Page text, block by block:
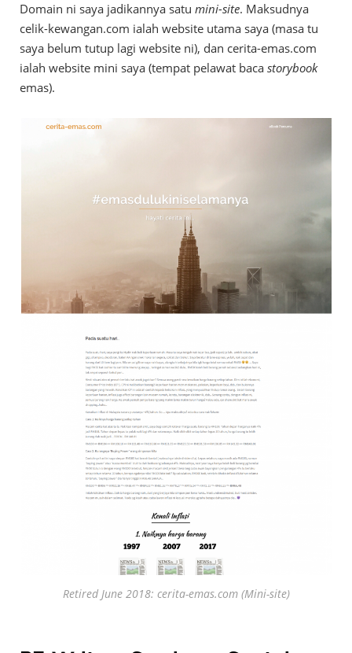
Domain ni saya jadikannya satu mini-site. Maksudnya
celik-kewangan.com ialah website utama saya (masa tu
saya belum tutup lagi website ni), dan cerita-emas.com
ialah website mini saya (tempat pelawat baca storybook
emas).
Retired June 2018: cerita-emas.com (Mini-site)